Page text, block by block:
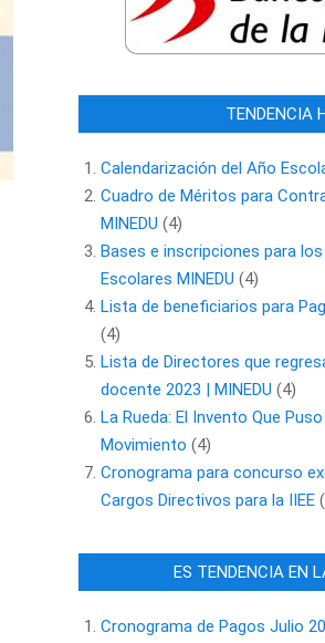
TENDENCIA
Calendarización del Año
Cuadro de Méritos para
MINEDU (4)
Bases e inscripciones para
Escolares MINEDU (4)
Lista de beneficiarios para
(4)
Lista de Directores que
docente 2023 | MINEDU (4)
La Rueda: El Invento Que
Movimiento (4)
Cronograma para concurso
Cargos Directivos para la IIEE
ES TENDENCIA EN
Cronograma de Pagos Julio